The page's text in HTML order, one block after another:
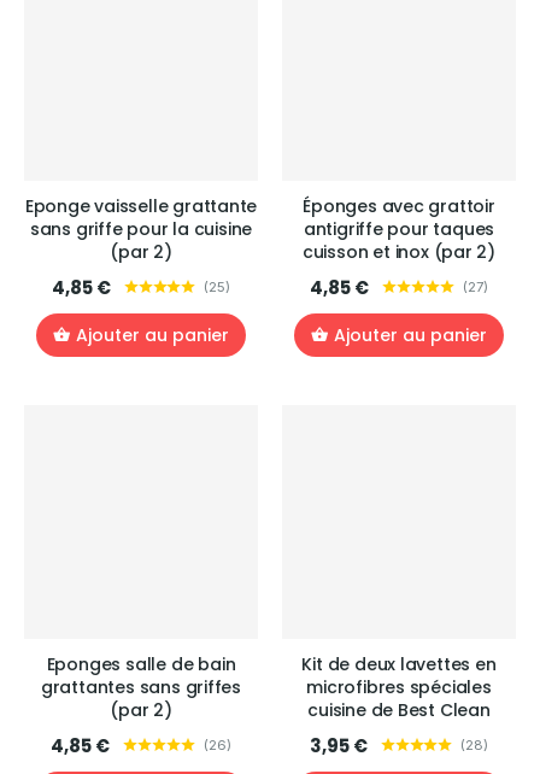
Eponge vaisselle grattante
sans griffe pour la cuisine
(par 2)
4,85 € (25)
Ajouter au panier
Éponges avec grattoir
antigriffe pour taques
cuisson et inox (par 2)
4,85 € (27)
Ajouter au panier
Eponges salle de bain
grattantes sans griffes
(par 2)
4,85 € (26)
Kit de deux lavettes en
microfibres spéciales
cuisine de Best Clean
3,95 € (28)